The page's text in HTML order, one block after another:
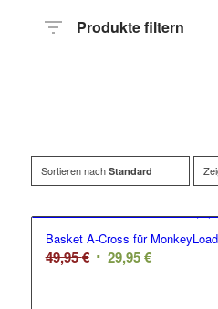
Produkte filtern
Sortieren nach Standard
Basket A-Cross für
49,95€ Ursprünglicher
29,95€Aktueller